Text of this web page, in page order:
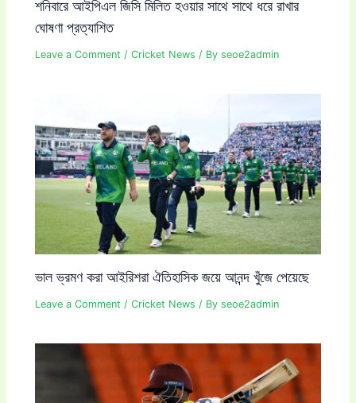
শনিবারে আইপিএল জিসি মিলিত হওয়ার সাথে সাথে ধরে রাখার
ঘোষণা প্রত্যাশিত
Leave a Comment /Cricket News / Byseoe2admin
ভাল ভ্রমণ করা আইরিশরা ঐতিহাসিক জয়ে আনন্দ খুঁজে পেয়েছে
Leave a Comment /Cricket News / Byseoe2admin